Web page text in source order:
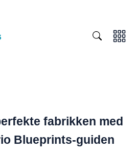
fabrikken med
Blueprints-guiden